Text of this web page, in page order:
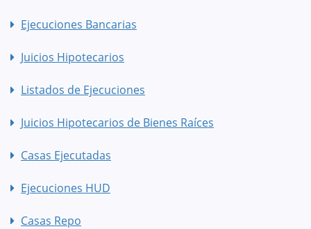
Ejecuciones Bancarias
Juicios Hipotecarios
Listados de Ejecuciones
Juicios Hipotecarios de Bienes Raíces
Casas Ejecutadas
Ejecuciones HUD
Casas Repo